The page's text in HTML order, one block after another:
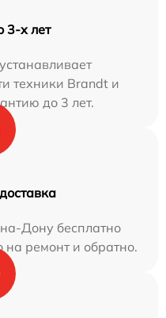
3-х лет
техники Brandt и
до 3 лет.
Дону бесплатно
на ремонт и обратно.